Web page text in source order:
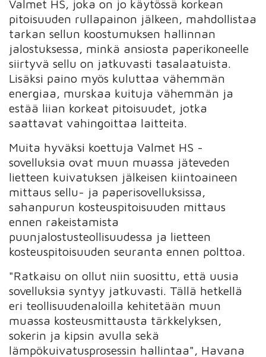
Valmet HS, joka on jo käytössä korkean
pitoisuuden rullapainon jälkeen, mahdollistaa
tarkan sellun koostumuksen hallinnan
jalostuksessa, minkä ansiosta paperikoneelle
siirtyvä sellu on jatkuvasti tasalaatuista.
Lisäksi paino myös kuluttaa vähemmän
energiaa, murskaa kuituja vähemmän ja
estää liian korkeat pitoisuudet, jotka
saattavat vahingoittaa laitteita.
Muita hyväksi koettuja Valmet HS -
sovelluksia ovat muun muassa jäteveden
lietteen kuivatuksen jälkeisen kiintoaineen
mittaus sellu- ja paperisovelluksissa,
sahanpurun kosteuspitoisuuden mittaus
ennen rakeistamista
puunjalostusteollisuudessa ja lietteen
kosteuspitoisuuden seuranta ennen polttoa.
"Ratkaisu on ollut niin suosittu, että uusia
sovelluksia syntyy jatkuvasti. Tällä hetkellä
eri teollisuudenaloilla kehitetään muun
muassa kosteusmittausta tärkkelyksen,
sokerin ja kipsin avulla sekä
lämpökuivatusprosessin hallintaa", Havana